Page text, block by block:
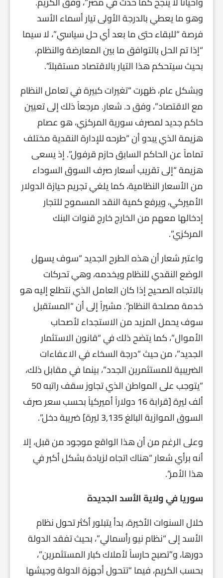
وهو ما يعطي بالدرجة الأولى تيار أسماء الأسد
فرصة “للبقاء حتى ما بعد أي حل سياسي”، لا سيما
“إذا تم الحل بالتوافق ما بين المعارضة والنظام،
بحيث سيتحكم هذا التيار بالاقتصاد مستقبلاً”.
وبشكل عام، ظهرت “تغيرات كبيرة في تعامل النظام
مع الاقتصاد”، وفق د. شعار. مرجعاً ذلك إلى تعيين
حاكم جديد لمصرف سورية المركزي، هو عصام
هزيمة الذي يبدو أن “طرحه للإدارة النقدية مختلف
تماماً عن الحاكم السابق حازم قرفول”. إذ يسعى
هزيمة “إلى تقريب أسعار صرف السوق السوداء
من الأسعار النظامية، كما يلغي تجريم حيازة الدولار
الأميركي، ويرفع كمية النقد المسموح للتجار
إدخالها معهم من الخارج خارج قنوات البنك
المركزي”.
واعتبر شعار أن هذه الطرح الجديد “سوف يسهل
الوضع النقدي للنظام ويخدمه، وهي تحركات
بالاتجاه الصحيح إذا كان العامل الذي نتطلع إليه هو
خدمة مصلحة النظام”. مشيراً إلى أن “المستقبل
سوف يحمل المزيد من الاستجداء لأصحاب
الأموال”، كما يتضح ذلك في “قانون الاستثمار
الجديد”، من حيث “درجة السخاء في الاعفاءات
الضريبية للمستثمرين الجدد”، بينما في مقابل ذلك،
“يتوجب على المواطن الذي تجاوز سقف راتبه 50
ألف ليرة [قرابة 16 دولاراً أميركياً بحسب سعر صرف
السوق الموازية البالغ 3,135 ليرة] ضريبة دخل”.
وعلى الرغم من أن هذا الواقع موجود من قبل، إلا
أنه برأي شعار “هناك اتجاه لزيادة بشكل أكبر في
هذا الأمر”.
سوريا في ولاية الأسد الجديدة
خلال السنوات الأخيرة، بدأ يتبلور أكثر تحول نظام
الأسد إلى “نظام نيو رأسمالي”، بحيث تفقد الدولة
دورها، و”تصبح حارساً لأملاك كبار المستثمرين”،
بحسب الكريم، فيما “تتحول أجهزة الدولة وجيشها